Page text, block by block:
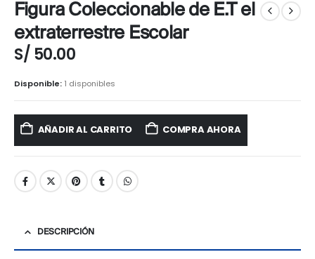
Figura Coleccionable de E.T el
extraterrestre Escolar
S/ 50.00
Disponible: 1 disponibles
AÑADIR AL CARRITO COMPRA AHORA
DESCRIPCIÓN